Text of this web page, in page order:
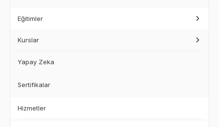
Eğitimler
Kurslar
Yapay Zeka
Sertifikalar
Hizmetler